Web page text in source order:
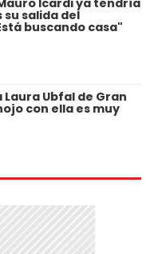
Icardi ya tendría
salida del
buscando casa"
Ubfal de Gran
con ella es muy